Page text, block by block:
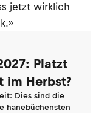
jetzt wirklich
Platzt
im Herbst?
Dies sind die
hanebüchensten